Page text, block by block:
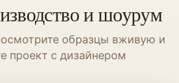
и шоурум
образцы вживую и
проект с дизайнером